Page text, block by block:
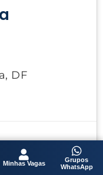
DF
Minhas Vagas
Grupos
WhatsApp